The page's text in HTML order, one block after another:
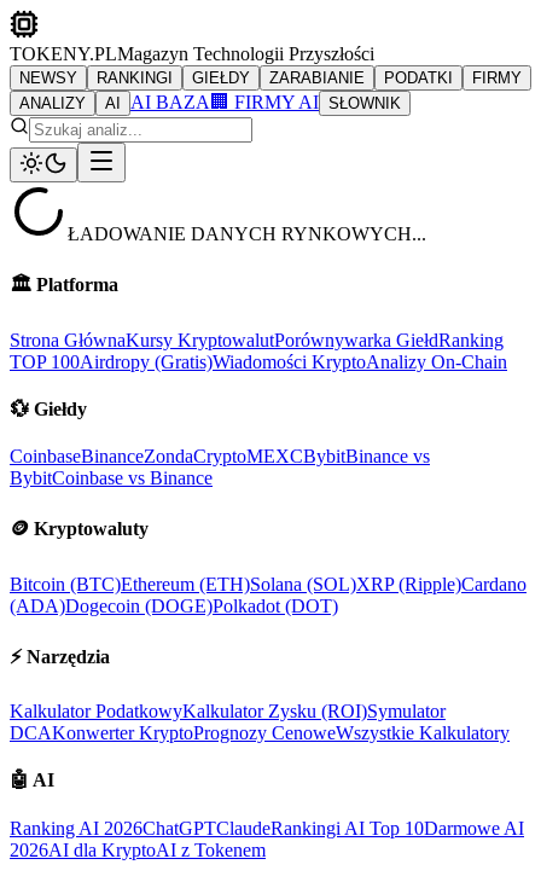
TOKENY.PLMagazyn Technologii Przyszłości
NEWSY RANKINGI GIEŁDY ZARABIANIE PODATKI
FIRMY
ANALIZY
AI AI BAZA 🏢 FIRMY AI SŁOWNIK
ŁADOWANIE DANYCH RYNKOWYCH...
🏛️ Platforma
Strona GłównaKursy KryptowalutPorównywarka GiełdRanking
TOP 100Airdropy (Gratis)Wiadomości KryptoAnalizy On-Chain
💱 Giełdy
CoinbaseBinanceZondaCryptoMEXCBybitBinance vs
BybitCoinbase vs Binance
🪙 Kryptowaluty
Bitcoin (BTC)Ethereum (ETH)Solana (SOL)XRP (Ripple)Cardano
(ADA)Dogecoin (DOGE)Polkadot (DOT)
⚡ Narzędzia
Kalkulator PodatkowyKalkulator Zysku (ROI)Symulator
DCAKonwerter KryptoPrognozy CenoweWszystkie Kalkulatory
🤖 AI
Ranking AI 2026ChatGPTClaudeRankingi AI Top 10Darmowe AI
2026AI dla KryptoAI z Tokenem